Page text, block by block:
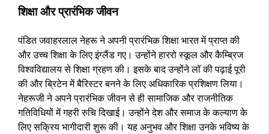
शिक्षा और प्रारंभिक जीवन
पंडित जवाहरलाल नेहरू ने अपनी प्रारंभिक शिक्षा भारत में प्राप्त की
और उच्च शिक्षा के लिए इंग्लैंड गए। उन्होंने हाररो स्कूल और कैम्ब्रिज
विश्वविद्यालय से शिक्षा ग्रहण की। इसके बाद उन्होंने लॉ की पढ़ाई पूरी
की और ब्रिटेन में बैरिस्टर बनने के लिए अधिकारिक प्रशिक्षण लिया।
नेहरूजी ने अपने प्रारंभिक जीवन से ही सामाजिक और राजनीतिक
गतिविधियों में गहरी रुचि दिखाई। उन्होंने देश और समाज के कल्याण के
लिए सक्रिय भागीदारी शुरू की। यह अनुभव और शिक्षा उनके भविष्य के